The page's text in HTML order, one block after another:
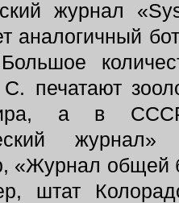
журнал
аналогичный
печатают
а в СССР
«Журнал
штат